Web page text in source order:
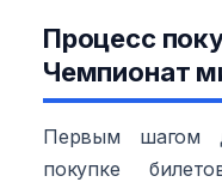
Процесс
Чемпионат
Первым шагом
покупке